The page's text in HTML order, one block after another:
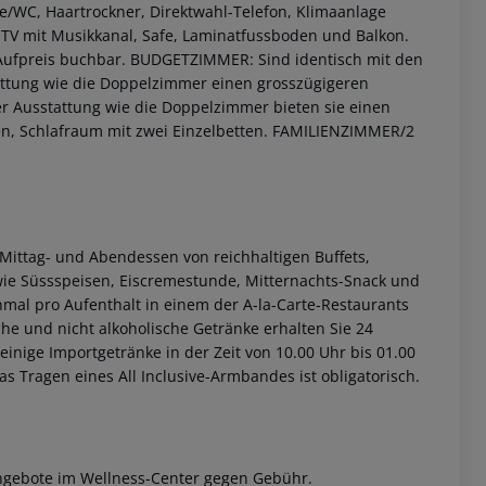
WC, Haartrockner, Direktwahl-Telefon, Klimaanlage
mit Musikkanal, Safe, Laminatfussboden und Balkon.
buchbar. BUDGETZIMMER: Sind identisch mit den
wie die Doppelzimmer einen grosszügigeren
Ausstattung wie die Doppelzimmer bieten sie einen
Schlafraum mit zwei Einzelbetten. FAMILIENZIMMER/2
und Abendessen von reichhaltigen Buffets,
Süssspeisen, Eiscremestunde, Mitternachts-Snack und
pro Aufenthalt in einem der A-la-Carte-Restaurants
und nicht alkoholische Getränke erhalten Sie 24
Importgetränke in der Zeit von 10.00 Uhr bis 01.00
Tragen eines All Inclusive-Armbandes ist obligatorisch.
im Wellness-Center gegen Gebühr.